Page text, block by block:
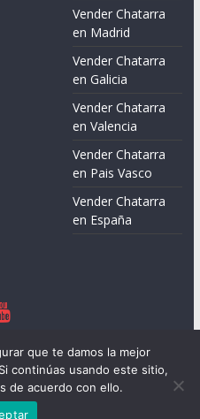
Vender Chatarra
en Madrid
Vender Chatarra
en Galicia
Vender Chatarra
en Valencia
Vender Chatarra
en Pais Vasco
Vender Chatarra
en España
Funciona conWordPress
que te damos la mejor
continúas usando este sitio,
de acuerdo con ello.